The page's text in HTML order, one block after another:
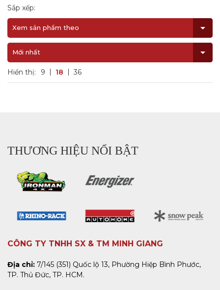
Sắp xếp:
Xem sản phẩm theo
Mới nhất
Hiển thị: 9 18 36
THƯƠNG HIỆU NỔI BẬT
CÔNG TY TNHH SX & TM MINH GIANG
Địa chỉ: 7/145 (351) Quốc lộ 13, Phường Hiệp Bình Phước,
TP. Thủ Đức, TP. HCM.